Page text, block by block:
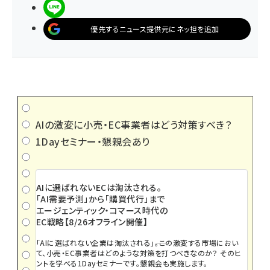
優先するニュース提供元にネッ担を追加
AIの激変に小売・EC事業者はどう対策すべき？
1Dayセミナー・懇親会あり
AIに選ばれないECは淘汰される。
「AI需要予測」から「購買代行」まで
エージェンティック・コマース時代の
EC戦略【8/26オフライン開催】
「AIに選ばれない企業は淘汰される」――。この激変する市場におい
て、小売・EC事業者はどのような対策を打つべきなのか？ そのヒ
ントを学べる1Dayセミナーです。懇親会も実施します。